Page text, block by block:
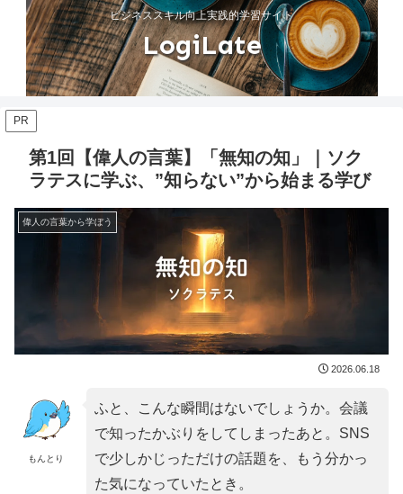
ビジネススキル向上実践的学習サイト
LogiLate
PR
第1回【偉人の言葉】「無知の知」｜ソク
ラテスに学ぶ、”知らない”から始まる学び
偉人の言葉から学ぼう
2026.06.18
もんとり
ふと、こんな瞬間はないでしょうか。会議
で知ったかぶりをしてしまったあと。SNS
で少しかじっただけの話題を、もう分かっ
た気になっていたとき。